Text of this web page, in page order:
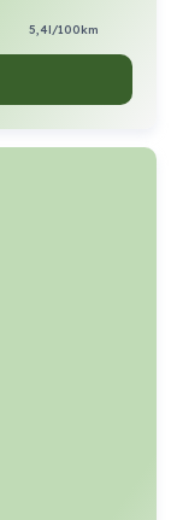
5,4l/100km